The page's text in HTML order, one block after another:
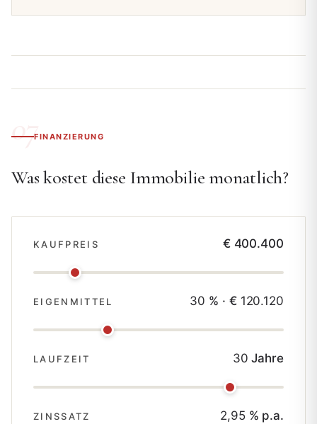
FINANZIERUNG
Was kostet diese Immobilie monatlich?
KAUFPREIS € 400.400
EIGENMITTEL 30 % · € 120.120
LAUFZEIT 30 Jahre
ZINSSATZ 2,95% p.a.